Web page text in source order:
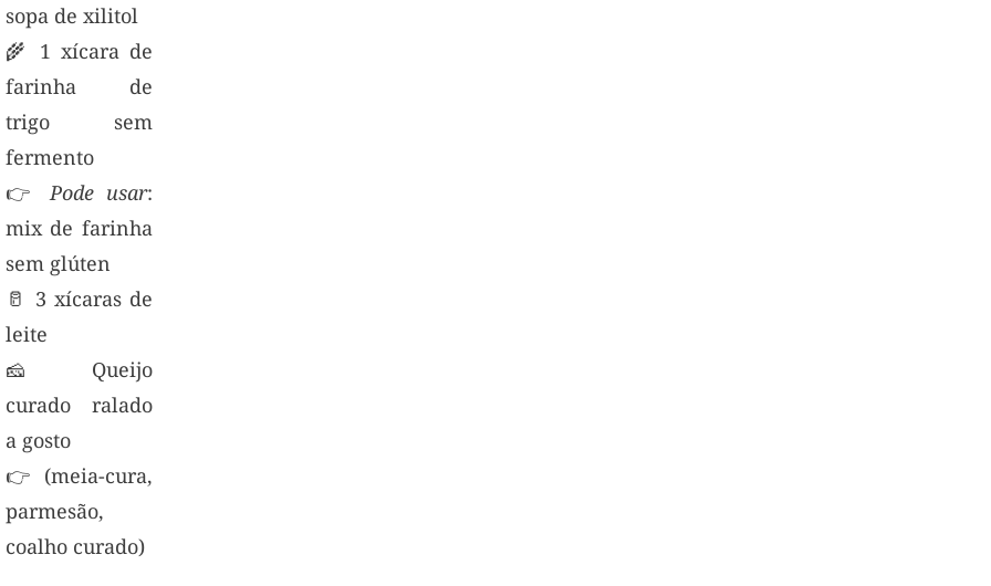
sopa de xilitol
🌾 1 xícara de
farinha de
trigo sem
fermento
👉 Pode usar:
mix de farinha
sem glúten
🥛 3 xícaras de
leite
🧀 Queijo
curado ralado
a gosto
👉 (meia-cura,
parmesão,
coalho curado)